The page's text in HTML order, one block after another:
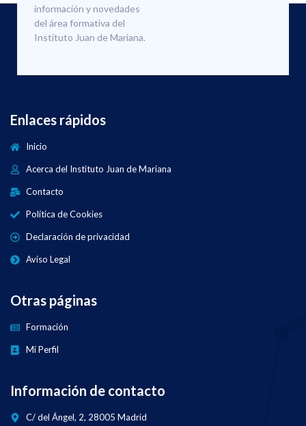
información y novedades
del área formativa del
Instituto Juan de Mariana.
Enlaces rápidos
Inicio
Acerca del Instituto Juan de Mariana
Contacto
Política de Cookies
Declaración de privacidad
Aviso Legal
Otras páginas
Formación
Mi Perfil
Información de contacto
C/ del Ángel, 2, 28005 Madrid